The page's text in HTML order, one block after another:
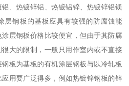
、热镀锌铝、热镀铝锌、热镀锌铝镁
层钢板的基板应具有较强的防腐蚀能
层钢板价格比较便宜，但由于其防腐
大的限制，一般只用作室内或不直接
板为基板的有机涂层钢板与以冷轧板
用要广泛得多，例如热镀锌钢板的锌